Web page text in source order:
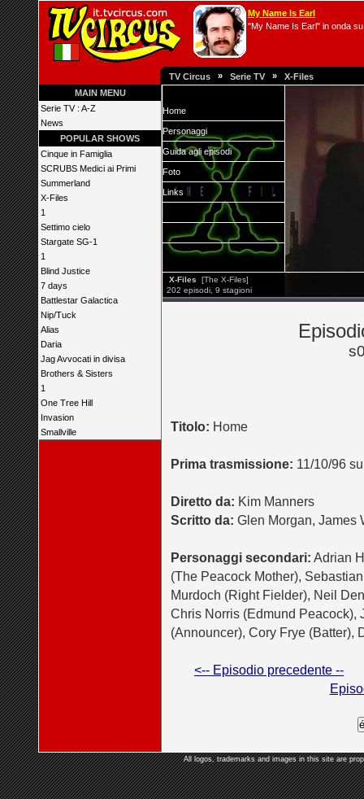
My Name Is Earl
"My Name Is Earl" in onda
TV Circus » Serie TV » X-Files
MAIN MENU
Serie TV : A-Z
News
POPULAR SHOWS
Cinque in Famiglia
SCRUBS Medici ai Primi
Summerland
X-Files
1
Settimo cielo
Stargate SG-1
1
Blind Justice
7 days
Battlestar Galactica
Nip/Tuck
Alias
Daria
Jag Avvocati in divisa
Brothers & Sisters
1
One Tree Hill
Invasion
Smallville
Home
Personaggi
Guida agli episodi
Foto
Links
X-Files
[The X-Files]
202 episodi, 9 stagioni
Titolo: Home
Prima trasmissione: 11/10/96
Diretto da: Kim Manners
Scritto da: Glen Morgan, James
Personaggi secondari: Adrian
(The Peacock Mother),
Murdoch (Right Fielder), Neil
Chris Norris (Edmund Peacock),
(Announcer), Cory Frye (Batter),
<-- Episodio precedente --
All logos, trademarks and images in this site are